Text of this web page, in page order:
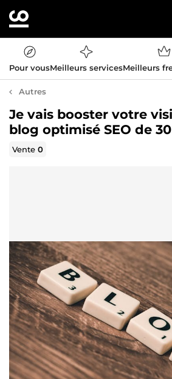
Pour vousMeilleurs servicesMeilleurs
Autres
Je vais booster votre
blog optimisé SEO de
Vente0